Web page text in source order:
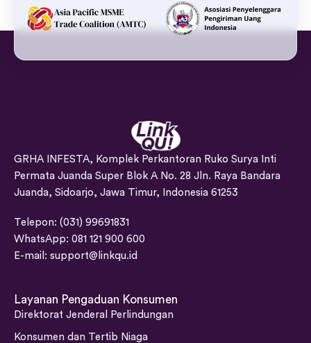
GRHA INFESTA, Komplek Perkantoran Ruko Surya Inti
Permata Juanda Super Blok A No. 28 Jln. Raya Bandara
Juanda, Sidoarjo, Jawa Timur, Indonesia 61253
Telepon: (031) 99691831
WhatsApp: 081 121 900 600
E-mail: support@linkqu.id
Layanan Pengaduan Konsumen
Direktorat Jenderal Perlindungan
Konsumen dan Tertib Niaga